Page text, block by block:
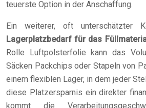
teuerste Option in der Anschaffung.
Ein weiterer, oft unterschätzter
Lagerplatzbedarf für das
Rolle Luftpolsterfolie kann das
Säcken Packchips oder Stapeln von
einem flexiblen Lager, in dem jeder
diese Platzersparnis ein direkter
kommt die